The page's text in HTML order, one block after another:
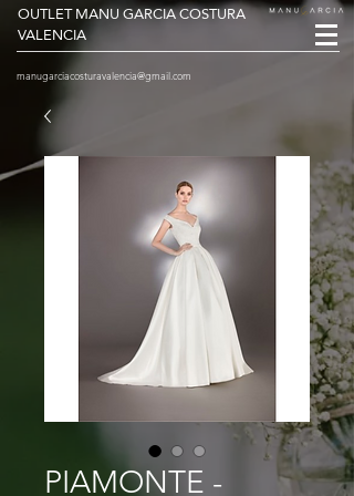
OUTLET MANU GARCIA COSTURA
VALENCIA
manugarciacosturavalencia@gmail.com
PIAMONTE -